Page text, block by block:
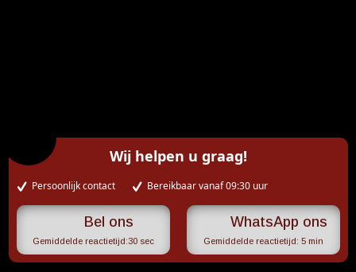
Wij helpen u graag!
Persoonlijk contact Bereikbaar vanaf 09:30 uur
Gemiddelde reactietijd:30 sec
WhatsApp ons
Gemiddelde reactietijd: 5 min